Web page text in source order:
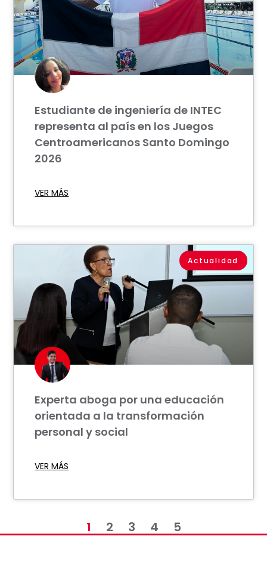
Estudiante de ingeniería de INTEC
representa al país en los Juegos
Centroamericanos Santo Domingo
2026
VER MÁS
Actualidad
Experta aboga por una educación
orientada a la transformación
personal y social
VER MÁS
1 2 3 4 5